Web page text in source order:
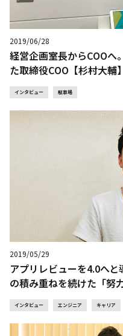
2019/06/28
経営企画室長からCOO
た取締役COO【杉村大輔】
インタビュー 駐車場
2019/05/29
アプリレビューを4.0へ
の積み重ねを続けた「努
インタビュー エンジニア キャリア